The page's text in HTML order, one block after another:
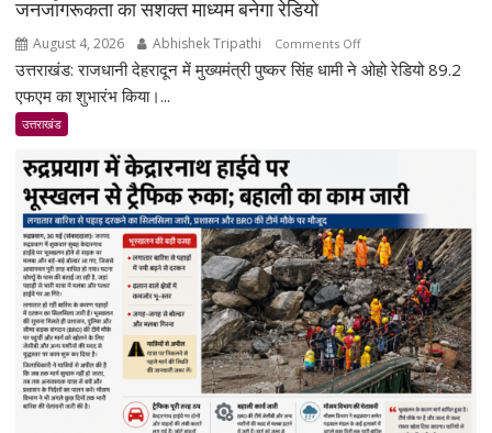
जनजागरूकता का सशक्त माध्यम बनेगा रेडियो
August 4, 2026 Abhishek Tripathi Comments Offon
देहरादून
एफएम
का
शुभारंभ,
सीएम
धामी
बोले-
जनजागरूकता
का
सशक्त
माध्यम
बनेगा
उत्तराखंड: राजधानी देहरादून में मुख्यमंत्री पुष्कर सिंह धामी ने ओहो रेडियो 89.2
एफएम का शुभारंभ किया।...
उत्तराखंड